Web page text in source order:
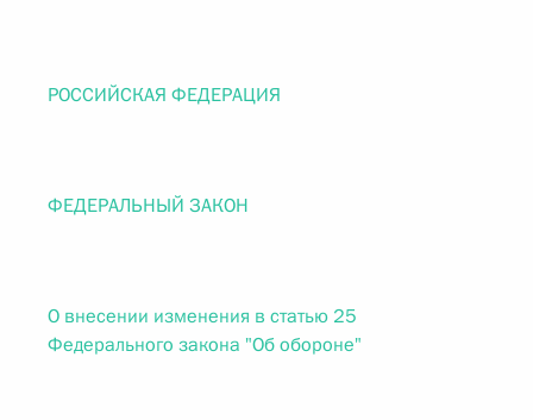
РОССИЙСКАЯ ФЕДЕРАЦИЯ
ФЕДЕРАЛЬНЫЙ ЗАКОН
О внесении изменения в статью 25
Федерального закона "Об обороне"